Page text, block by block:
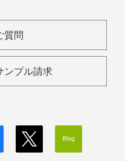
質問
ンプル請求